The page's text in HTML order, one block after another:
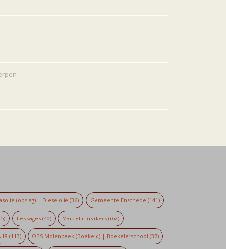
(opslag) | Dieselolie (36) Gemeente Enschede (141)
Lekkages(40) Marcellinus (kerk) (62)
(113) OBS Molenbeek (Boekelo) | Boekelerschool (37)